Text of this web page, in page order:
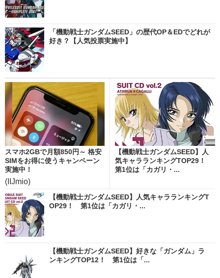
「機動戦士ガンダムSEED」の歴代OP＆EDでどれが
好き？【人気投票実施中】
スマホ2GBで月額850円～ 格安
SIMをお得に使うキャンペーン
実施中！
(IIJmio)
【機動戦士ガンダムSEED】人
気キャラランキングTOP29！
第1位は「カガリ・...
【機動戦士ガンダムSEED】人気キャラランキングT
OP29！ 第1位は「カガリ・...
【機動戦士ガンダムSEED】好きな「ガンダム」ラ
ンキングTOP12！ 第1位は「...